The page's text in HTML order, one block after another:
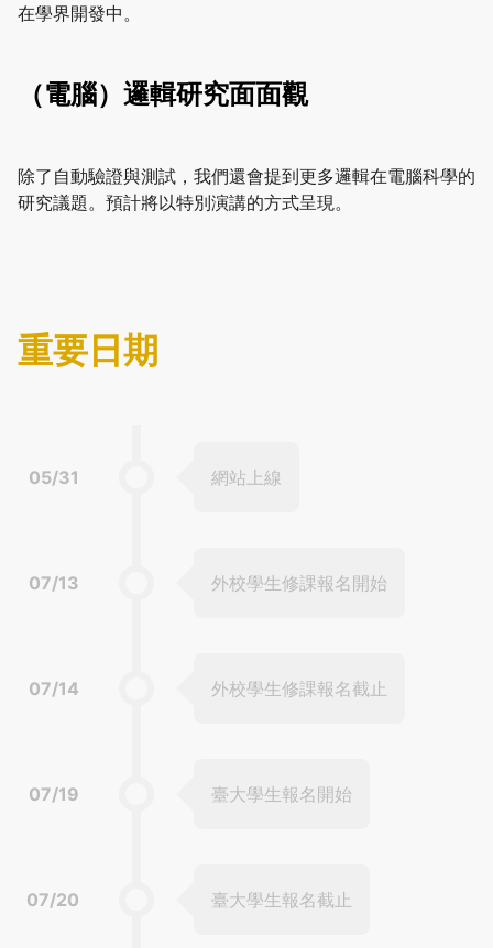
在學界開發中。
（電腦）邏輯研究面面觀
除了自動驗證與測試，我們還會提到更多邏輯在電腦科學的
研究議題。預計將以特別演講的方式呈現。
重要日期
05/31 網站上線
07/13 外校學生修課報名開始
07/14 外校學生修課報名截止
07/19 臺大學生報名開始
07/20 臺大學生報名截止